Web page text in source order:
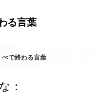
る言葉
ぺで終わる言葉
：